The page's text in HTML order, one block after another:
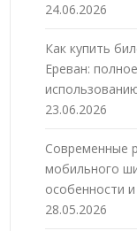
24.06.2026
Как купить
Ереван:
23.06.2026
Современные
мобильного
особенности
28.05.2026